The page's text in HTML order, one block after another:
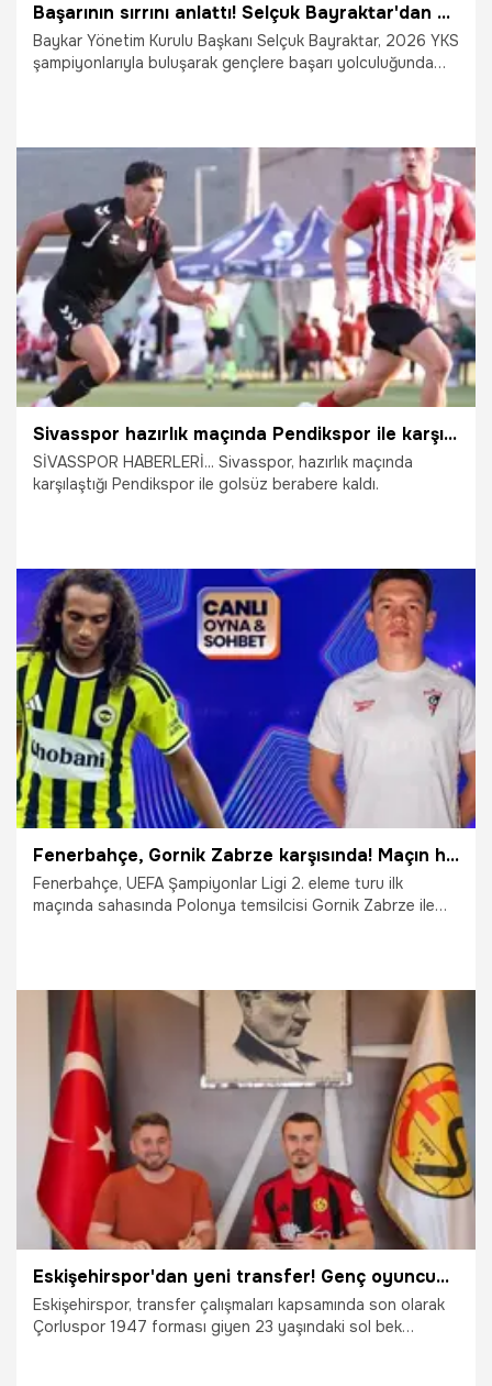
Başarının sırrını anlattı! Selçuk Bayraktar'dan gençlere 11 önemli tavsiye
Baykar Yönetim Kurulu Başkanı Selçuk Bayraktar, 2026 YKS
şampiyonlarıyla buluşarak gençlere başarı yolculuğunda
1.08.2026 Gündem
Sivasspor hazırlık maçında Pendikspor ile karşı karşıya geldi
SİVASSPOR HABERLERİ... Sivasspor, hazırlık maçında
karşılaştığı Pendikspor ile golsüz berabere kaldı.
23.07.2026 Sivas
Fenerbahçe, Gornik Zabrze karşısında! Maçın heyecanı canlı sohbet ile Misli’de
Fenerbahçe, UEFA Şampiyonlar Ligi 2. eleme turu ilk
maçında sahasında Polonya temsilcisi Gornik Zabrze ile
21.07.2026
Eskişehirspor'dan yeni transfer! Genç oyuncuyla imzalar atıldı
Eskişehirspor, transfer çalışmaları kapsamında son olarak
Çorluspor 1947 forması giyen 23 yaşındaki sol bek